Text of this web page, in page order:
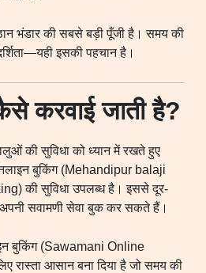
भंडार की सबसे बड़ी पूँजी है। समय की
इसकी पहचान है।
करवाई जाती है?
की सुविधा को ध्यान में रखते हुए
बुकिंग (Mehandipur balaji
की सुविधा उपलब्ध है। इससे दूर-
सवामणी सेवा बुक कर सकते हैं।
बुकिंग (Sawamani Online
रास्ता आसान बना दिया है जो समय की